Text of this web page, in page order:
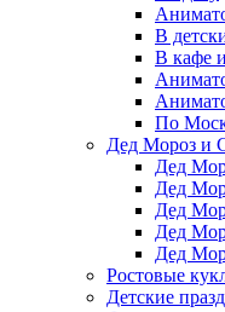
В
В кафе
По
Дед Мороз и
Дед
Дед
Дед
Дед
Дед
Ростовые
Детские